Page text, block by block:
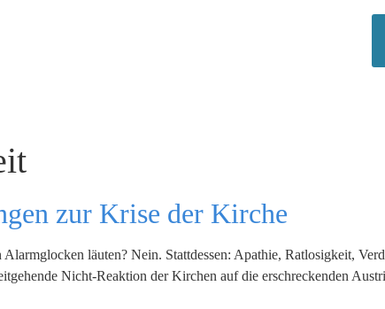
zur Krise der Kirche
läuten? Nein. Stattdessen: Apathie, Ratlosigkeit,
Nicht-Reaktion der Kirchen auf die erschreckenden